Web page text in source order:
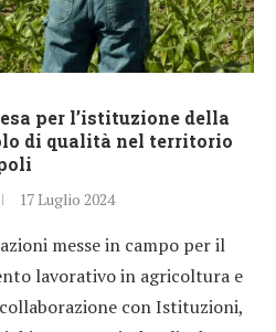
per l’istituzione della
di qualità nel territorio
17 Luglio 2024
messe in campo per il
lavorativo in agricoltura e
con Istituzioni,